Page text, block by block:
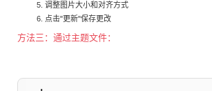
调整图片大小和对齐方式
点击"更新"保存更改
方法三：通过主题文件：